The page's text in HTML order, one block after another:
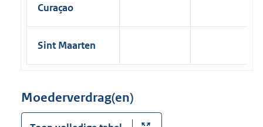
Curaçao
Sint Maarten
Moederverdrag(en)